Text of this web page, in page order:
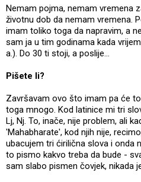
Nemam pojma, nemam vremena
životnu dob da nemam vremena.
imam toliko toga da napravim, a
sam ja u tim godinama kada
a.). Do 30 ti stoji, a poslije...
Pišete li?
Završavam ovo što imam pa će
toga mnogo. Kod latinice mi tri
Lj, Nj. To, inače, nije problem, ali
'Mahabharate', kod njih nije,
ubacujem tri ćirilična slova i onda
to pismo kakvo treba da bude -
sam slabo pismen čovjek, nikada